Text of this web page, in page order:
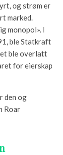
og strøm er
marked.
monopol». I
ble Statkraft
ble overlatt
for eierskap
den og
Roar